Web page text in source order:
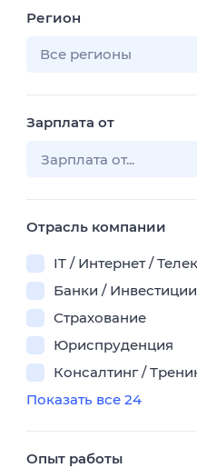
Регион
Все регионы
Зарплата от
Отрасль компании
IT / Интернет /
Банки /
Страхование
Юриспруденция
Консалтинг /
Показать все 24
Опыт работы